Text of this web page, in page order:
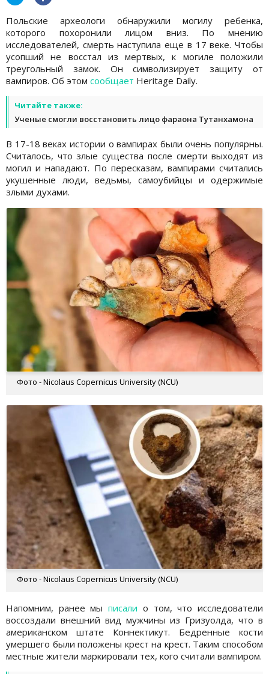
Польские археологи обнаружили могилу ребенка,
которого похоронили лицом вниз. По мнению
исследователей, смерть наступила еще в 17 веке. Чтобы
усопший не восстал из мертвых, к могиле положили
треугольный замок. Он символизирует защиту от
вампиров. Об этом сообщает Heritage Daily.
Читайте также:
Ученые смогли восстановить лицо фараона Тутанхамона
В 17-18 веках истории о вампирах были очень популярны.
Считалось, что злые существа после смерти выходят из
могил и нападают. По пересказам, вампирами считались
укушенные люди, ведьмы, самоубийцы и одержимые
злыми духами.
Фото - Nicolaus Copernicus University (NCU)
Фото - Nicolaus Copernicus University (NCU)
Напомним, ранее мыписали о том, что исследователи
воссоздали внешний вид мужчины из Гризуолда, что в
американском штате Коннектикут. Бедренные кости
умершего были положены крест на крест. Таким способом
местные жители маркировали тех, кого считали вампиром.